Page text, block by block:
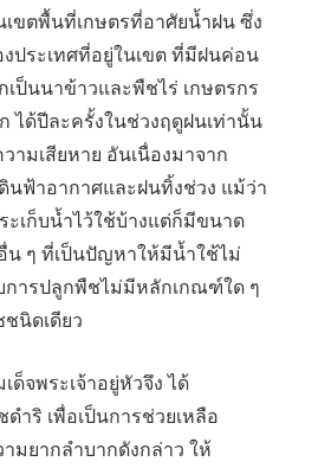
เขตพื้นที่เกษตรที่อาศัยน้ำฝน ซึ่ง
ประเทศที่อยู่ในเขต ที่มีฝนค่อน
ป็นนาข้าวและพืชไร่ เกษตรกร
ได้ปีละครั้งในช่วงฤดูฝนเท่านั้น
ามเสียหาย อันเนื่องมาจาก
นฟ้าอากาศและฝนทิ้งช่วง แม้ว่า
เก็บน้ำไว้ใช้บ้างแต่ก็มีขนาด
น ๆ ที่เป็นปัญหาให้มีน้ำใช้ไม่
การปลูกพืชไม่มีหลักเกณฑ์ใด ๆ
นิดเดียว
ด็จพระเจ้าอยู่หัวจึง ได้
ำริ เพื่อเป็นการช่วยเหลือ
มยากลำบากดังกล่าว ให้